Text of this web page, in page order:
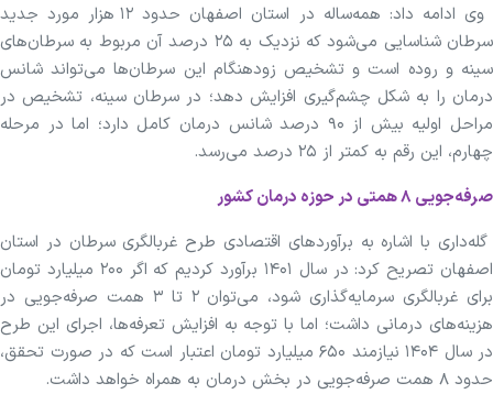
وی ادامه داد: همه‌ساله در استان اصفهان حدود ۱۲ هزار مورد جدید
سرطان شناسایی می‌شود که نزدیک به ۲۵ درصد آن مربوط به سرطان‌های
سینه و روده است و تشخیص زودهنگام این سرطان‌ها می‌تواند شانس
درمان را به شکل چشم‌گیری افزایش دهد؛ در سرطان سینه، تشخیص در
مراحل اولیه بیش از ۹۰ درصد شانس درمان کامل دارد؛ اما در مرحله
چهارم، این رقم به کمتر از ۲۵ درصد می‌رسد.
صرفه‌جویی ۸ همتی در حوزه درمان کشور
گله‌داری با اشاره به برآوردهای اقتصادی طرح غربالگری سرطان در استان
اصفهان تصریح کرد: در سال ۱۴۰۱ برآورد کردیم که اگر ۲۰۰ میلیارد تومان
برای غربالگری سرمایه‌گذاری شود، می‌توان ۲ تا ۳ همت صرفه‌جویی در
هزینه‌های درمانی داشت؛ اما با توجه به افزایش تعرفه‌ها، اجرای این طرح
در سال ۱۴۰۴ نیازمند ۶۵۰ میلیارد تومان اعتبار است که در صورت تحقق،
حدود ۸ همت صرفه‌جویی در بخش درمان به همراه خواهد داشت.